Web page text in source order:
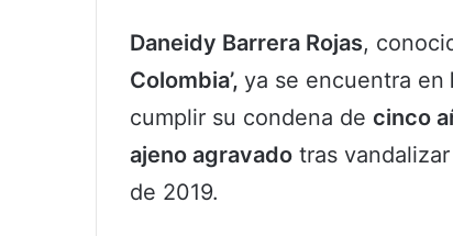
Daneidy Barrera Rojas,
Colombia’, ya se encuentra en
cumplir su condena de cinco
ajeno agravado tras
de 2019.